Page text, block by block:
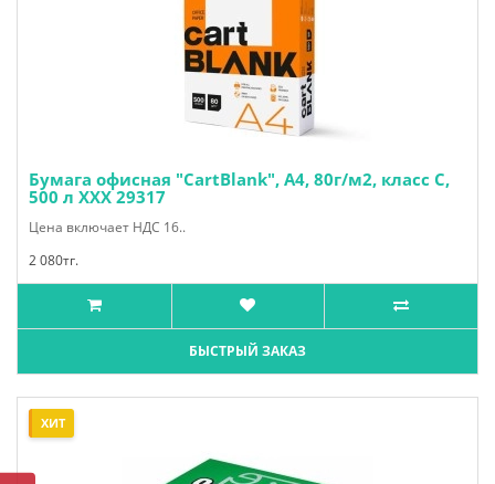
Бумага офисная "CartBlank", А4, 80г/м2, класс С,
500 л XXX 29317
Цена включает НДС 16..
2 080тг.
БЫСТРЫЙ ЗАКАЗ
ХИТ